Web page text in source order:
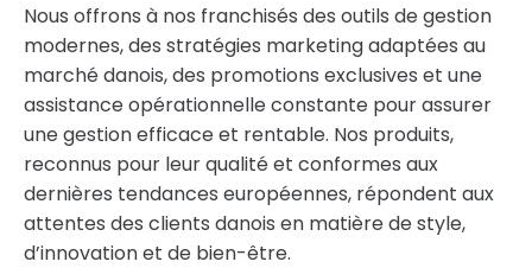
Nous offrons à nos franchisés des outils de gestion
modernes, des stratégies marketing adaptées au
marché danois, des promotions exclusives et une
assistance opérationnelle constante pour assurer
une gestion efficace et rentable. Nos produits,
reconnus pour leur qualité et conformes aux
dernières tendances européennes, répondent aux
attentes des clients danois en matière de style,
d’innovation et de bien-être.